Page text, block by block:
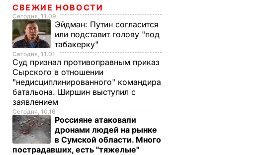
СВЕЖИЕ НОВОСТИ
Сегодня, 11.09
Эйдман: Путин согласится
или подставит голову "под
табакерку"
Сегодня, 11.01
Суд признал противоправным приказ
Сырского в отношении
"недисциплинированного" командира
батальона. Ширшин выступил с
заявлением
Сегодня, 10.16
Россияне атаковали
дронами людей на рынке
в Сумской области. Много
пострадавших, есть "тяжелые"